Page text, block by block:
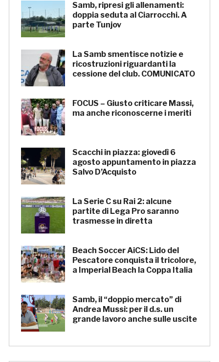
Samb, ripresi gli allenamenti:
doppia seduta al Ciarrocchi. A
parte Tunjov
La Samb smentisce notizie e
ricostruzioni riguardanti la
cessione del club. COMUNICATO
FOCUS – Giusto criticare Massi,
ma anche riconoscerne i meriti
Scacchi in piazza: giovedì 6
agosto appuntamento in piazza
Salvo D’Acquisto
La Serie C su Rai 2: alcune
partite di Lega Pro saranno
trasmesse in diretta
Beach Soccer AiCS: Lido del
Pescatore conquista il tricolore,
a Imperial Beach la Coppa Italia
Samb, il “doppio mercato” di
Andrea Mussi: per il d.s. un
grande lavoro anche sulle uscite